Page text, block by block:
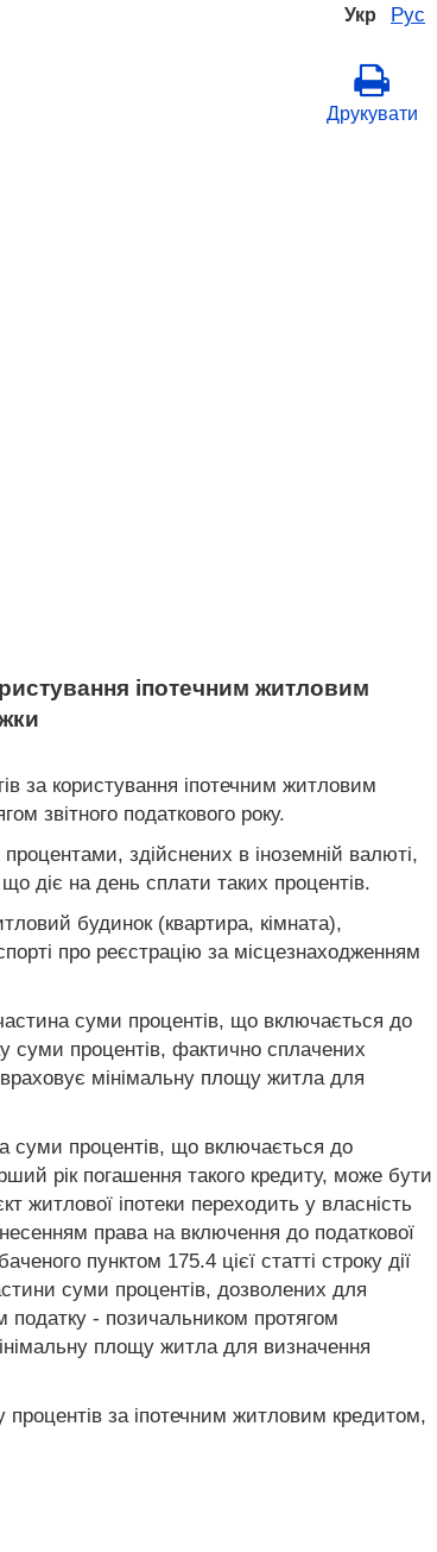
Укр Рус
Друкувати
іпотечним житловим
за користування іпотечним житловим
звітного податкового року.
здійснених в іноземній валюті,
діє на день сплати таких процентів.
будинок (квартира, кімната),
про реєстрацію за місцезнаходженням
суми процентів, що включається до
суми процентів, фактично сплачених
враховує мінімальну площу житла для
суми процентів, що включається до
рік погашення такого кредиту, може бути
житлової іпотеки переходить у власність
права на включення до податкової
пунктом 175.4 цієї статті строку дії
суми процентів, дозволених для
податку - позичальником протягом
площу житла для визначення
за іпотечним житловим кредитом,